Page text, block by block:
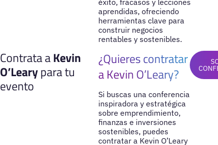
aprendidas, ofreciendo
herramientas clave para
construir negocios
rentables y sostenibles.
Contrata aKevin
O’Learypara tu
evento
¿Quieres contratar
a Kevin O’Leary?
Si buscas una conferencia
inspiradora y estratégica
sobre emprendimiento,
finanzas e inversiones
sostenibles, puedes
contratar a Kevin O’Leary